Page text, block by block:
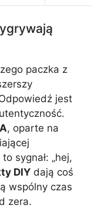
paczka z
jest
, oparte na
sygnał: „hej,
DIY dają coś
wspólny czas
zera.